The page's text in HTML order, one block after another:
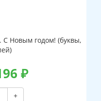
С Новым годом! (буквы,
₽
+